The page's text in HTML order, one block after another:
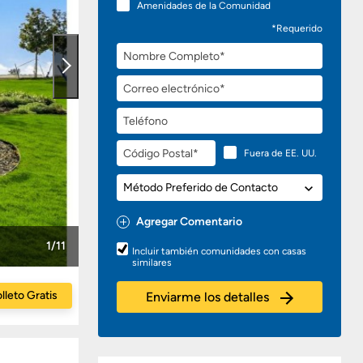
Amenidades de la Comunidad
*Requerido
Nombre
Completo
Correo
electrónico
Teléfono
Código
Postal
Fuera de EE. UU.
Método
Preferido
de
Contacto
Agregar Comentario
Preguntas
o
Comentarios
Incluir también comunidades con casas
similares
Enviarme los detalles
1/11
Gratis